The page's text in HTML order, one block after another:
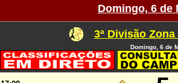
Domingo, 6 de
3ª Divisão
Domingo, 6 de